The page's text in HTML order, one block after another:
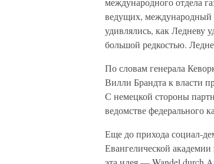
ведущих, международный
удивлялись, как Ледневу
большой редкостью.
По словам генерала
Вилли Брандта к власти
С немецкой стороны
ведомстве федерального
Еще до прихода социал-
Евангелической